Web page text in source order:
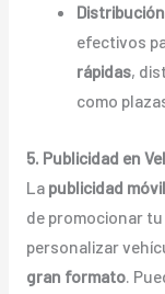
efectivos
rápidas,
como
5. Publicidad en
La publicidad móvil
de promocionar tu
personalizar
gran formato.